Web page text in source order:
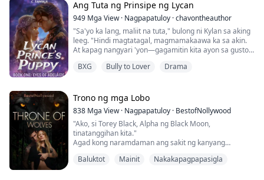
Habang tinitingnan ang napakaseksing batang babae
sa kanyang harapan, hindi napigilan ni Mang Liu ang
kanyang sarili at nagkamali siya!
Ang Tuta ng Prinsipe ng Lycan
949 Mga View· Nagpapatuloy ·chavontheauthor
"Sa'yo ka lang, maliit na tuta," bulong ni Kylan sa aking
leeg. "Hindi magtatagal, magmamakaawa ka sa akin.
At kapag nangyari 'yon—gagamitin kita ayon sa gusto
taon sa Starlight Shifters Academy, dalawa lang ang
kanyang nais—parangalan ang pamana ng kanyang
ina sa pamamagitan ng pagiging bihasang
manggagamot para sa kanyang grupo at makaraos sa
akademya nang walang sinumang tatawag sa kanya ng
kakaiba dahil sa kanyang kakaibang kondisyon sa
mata.
BXG Bully to Lover Drama
Trono ng mga Lobo
838 Mga View· Nagpapatuloy · BestofNollywood
"Ako, si Torey Black, Alpha ng Black Moon,
tinatanggihan kita."
Agad kong naramdaman ang sakit ng kanyang
Hindi ako makahinga, hindi ko makuha ang aking
Baluktot Mainit Nakakapagpapasigla